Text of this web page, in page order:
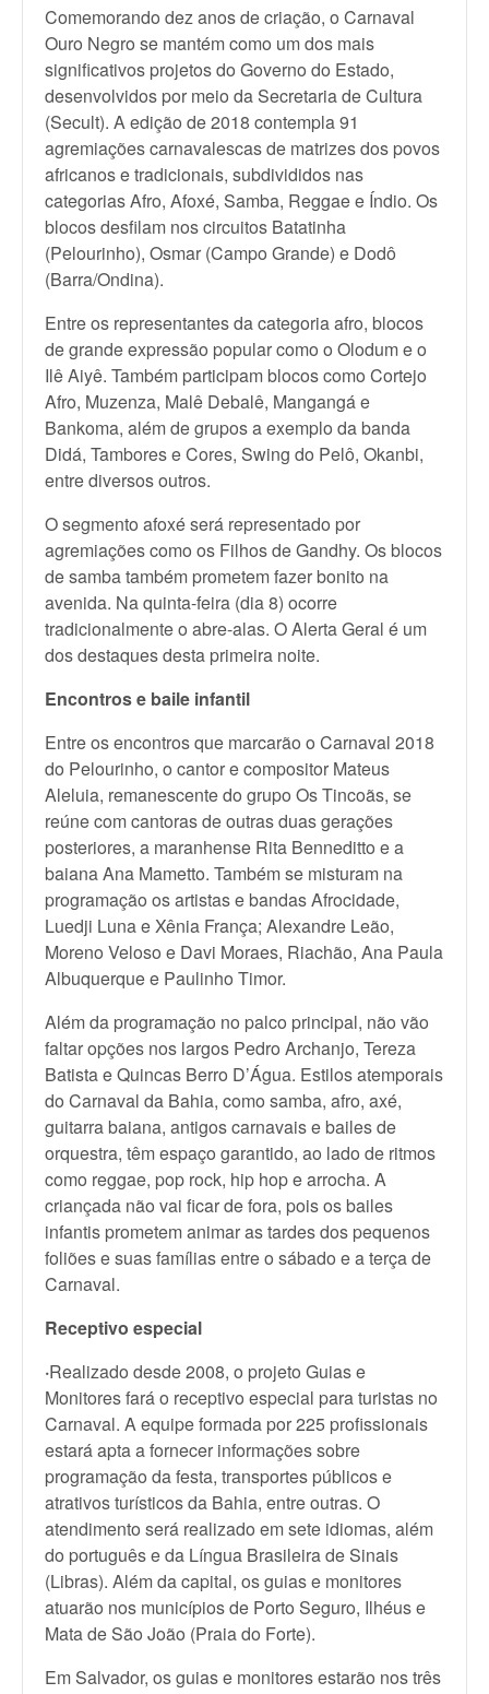
Comemorando dez anos de criação, o Carnaval
Ouro Negro se mantém como um dos mais
significativos projetos do Governo do Estado,
desenvolvidos por meio da Secretaria de Cultura
(Secult). A edição de 2018 contempla 91
agremiações carnavalescas de matrizes dos povos
africanos e tradicionais, subdivididos nas
categorias Afro, Afoxé, Samba, Reggae e Índio. Os
blocos desfilam nos circuitos Batatinha
(Pelourinho), Osmar (Campo Grande) e Dodô
(Barra/Ondina).
Entre os representantes da categoria afro, blocos
de grande expressão popular como o Olodum e o
Ilê Aiyê. Também participam blocos como Cortejo
Afro, Muzenza, Malê Debalê, Mangangá e
Bankoma, além de grupos a exemplo da banda
Didá, Tambores e Cores, Swing do Pelô, Okanbi,
entre diversos outros.
O segmento afoxé será representado por
agremiações como os Filhos de Gandhy. Os blocos
de samba também prometem fazer bonito na
avenida. Na quinta-feira (dia 8) ocorre
tradicionalmente o abre-alas. O Alerta Geral é um
dos destaques desta primeira noite.
Encontros e baile infantil
Entre os encontros que marcarão o Carnaval 2018
do Pelourinho, o cantor e compositor Mateus
Aleluia, remanescente do grupo Os Tincoãs, se
reúne com cantoras de outras duas gerações
posteriores, a maranhense Rita Benneditto e a
baiana Ana Mametto. Também se misturam na
programação os artistas e bandas Afrocidade,
Luedji Luna e Xênia França; Alexandre Leão,
Moreno Veloso e Davi Moraes, Riachão, Ana Paula
Albuquerque e Paulinho Timor.
Além da programação no palco principal, não vão
faltar opções nos largos Pedro Archanjo, Tereza
Batista e Quincas Berro D’Água. Estilos atemporais
do Carnaval da Bahia, como samba, afro, axé,
guitarra baiana, antigos carnavais e bailes de
orquestra, têm espaço garantido, ao lado de ritmos
como reggae, pop rock, hip hop e arrocha. A
criançada não vai ficar de fora, pois os bailes
infantis prometem animar as tardes dos pequenos
foliões e suas famílias entre o sábado e a terça de
Carnaval.
Receptivo especial
·Realizado desde 2008, o projeto Guias e
Monitores fará o receptivo especial para turistas no
Carnaval. A equipe formada por 225 profissionais
estará apta a fornecer informações sobre
programação da festa, transportes públicos e
atrativos turísticos da Bahia, entre outras. O
atendimento será realizado em sete idiomas, além
do português e da Língua Brasileira de Sinais
(Libras). Além da capital, os guias e monitores
atuarão nos municípios de Porto Seguro, Ilhéus e
Mata de São João (Praia do Forte).
Em Salvador, os guias e monitores estarão nos três